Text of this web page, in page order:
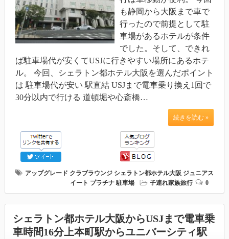
も静岡から大阪まで車で
行ったので前提として駐
車場があるホテルが条件
でした。そして、できれ
ば駐車場代が安くてUSJに行きやすい場所にあるホテ
ル。 今回、シェラトン都ホテル大阪を選んだポイント
は 駐車場代が安い 駅直結 USJまで電車乗り換え1回で
30分以内で行ける 道頓堀や心斎橋…
続きを読む »
アップグレード クラブラウンジ シェラトン都ホテル大阪 ジュニアス
イート プラチナ 駐車場 子連れ家族旅行 0
シェラトン都ホテル大阪からUSJまで電車乗
車時間16分上本町駅からユニバーシティ駅